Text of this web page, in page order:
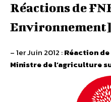
Réactions de
– 1er Juin 2012 :Réaction
Ministre de l’agriculture